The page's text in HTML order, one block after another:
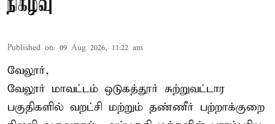
நிகழ்வு
Published on: 09 Aug 2026, 11:22 am
வேலூர்,
வேலூர் மாவட்டம் ஒடுகத்தூர் சுற்றுவட்டார
பகுதிகளில் வறட்சி மற்றும் தண்ணீர் பற்றாக்குறை